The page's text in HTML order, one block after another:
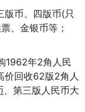
币、四版币(只
、金银币等；
年2角人民
价回收62版2角人
、第三版人民币大